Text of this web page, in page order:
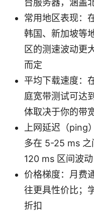
台服务器，涵盖
常用地区表现：
韩国、新加坡等
区的测速波动更
而定
平均下载速度：
庭宽带测试可达
体取决于你的带
上网延迟（ping
多在 5-25 ms
120 ms 区间波动
价格梯度：月费
往更具性价比；
折扣